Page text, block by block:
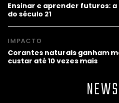
Ensinar e aprender futuros:
do século 21
IMPACTO
Corantes naturais ganham
custar até 10 vezes mais
NEWS